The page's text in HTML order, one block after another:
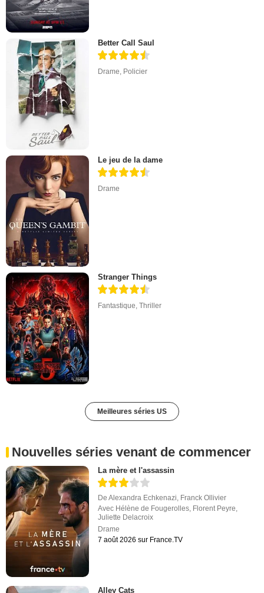
Better Call Saul
Drame Policier
Le jeu de la dame
Drame
Stranger Things
Fantastique,Thriller
Meilleures séries US
Nouvelles séries venant de commencer
La mère et l'assassin
DeAlexandra Echkenazi Franck Ollivier
Avec Hélène de Fougerolles Florent Peyre
Juliette Delacroix
Drame
7 août 2026 sur France.TV
Alley Cats